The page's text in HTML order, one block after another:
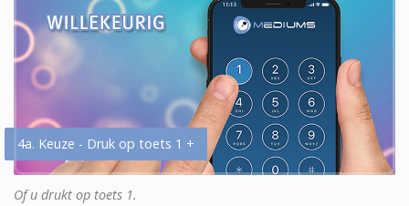
4a. Keuze - Druk op toets 1 +
Of u drukt op toets 1.